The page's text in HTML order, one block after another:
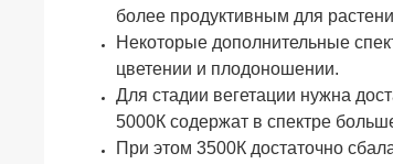
более продуктивным для
Некоторые дополнительные
цветении и плодоношении.
Для стадии вегетации нужна
5000К содержат в спектре
При этом 3500К достаточно